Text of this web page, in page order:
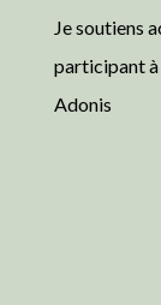
Je soutiens
participant à
Adonis